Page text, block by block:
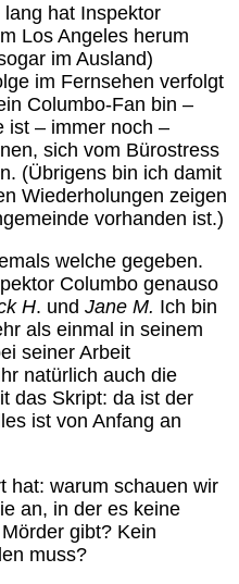
hat Inspektor
Los Angeles herum
im Ausland)
im Fernsehen verfolgt
Columbo-Fan bin –
ist – immer noch –
sich vom Bürostress
(Übrigens bin ich damit
Wiederholungen zeigen
vorhanden ist.)
welche gegeben.
Columbo genauso
H. und Jane M. Ich bin
als einmal in seinem
seiner Arbeit
natürlich auch die
das Skript: da ist der
ist von Anfang an
hat: warum schauen wir
an, in der es keine
gibt? Kein
muss?